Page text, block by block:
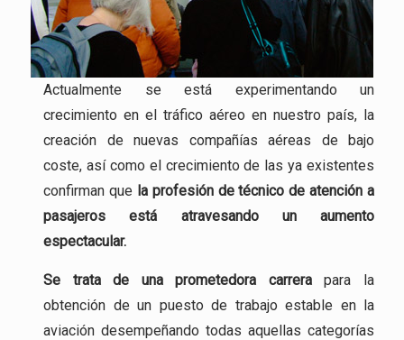
Actualmente se está experimentando un
crecimiento en el tráfico aéreo en nuestro país, la
creación de nuevas compañías aéreas de bajo
coste, así como el crecimiento de las ya existentes
confirman que la profesión de técnico de atención a
pasajeros está atravesando un aumento
espectacular.
Se trata de unaprometedora carrerapara la
obtención de un puesto de trabajo estable en la
aviación desempeñando todas aquellas categorías